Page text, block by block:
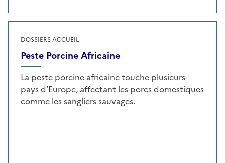
Peste Porcine Africaine
DOSSIERS ACCUEIL
La peste porcine africaine touche plusieurs
pays d’Europe, affectant les porcs domestiques
comme les sangliers sauvages.